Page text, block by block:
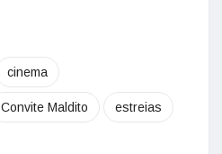
cinema
Convite Maldito estreias